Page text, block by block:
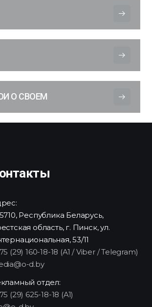
О СВОЕМ
Республика Беларусь,
область, г. Пинск, ул.
53/11
(29) 160-18-18 (A1 / Viber / Telegram)
d.by
отдел:
(29) 625-18-18 (A1)